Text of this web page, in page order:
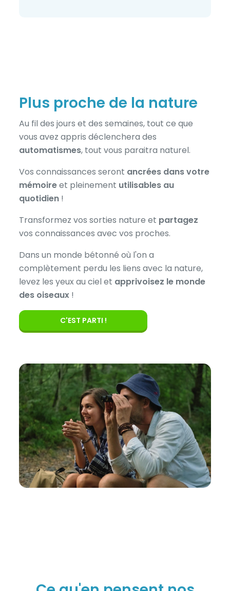
Plus proche de la nature
Au fil des jours et des semaines, tout ce que
vous avez appris déclenchera des
automatismes, tout vous paraitra naturel.
Vos connaissances seront ancrées dans votre
mémoireet pleinement utilisables au
quotidien !
Transformez vos sorties nature et partagez
vos connaissances avec vos proches.
Dans un monde bétonné où l'on a
complètement perdu les liens avec la nature,
levez les yeux au ciel et apprivoisez le monde
des oiseaux !
C'EST PARTI !